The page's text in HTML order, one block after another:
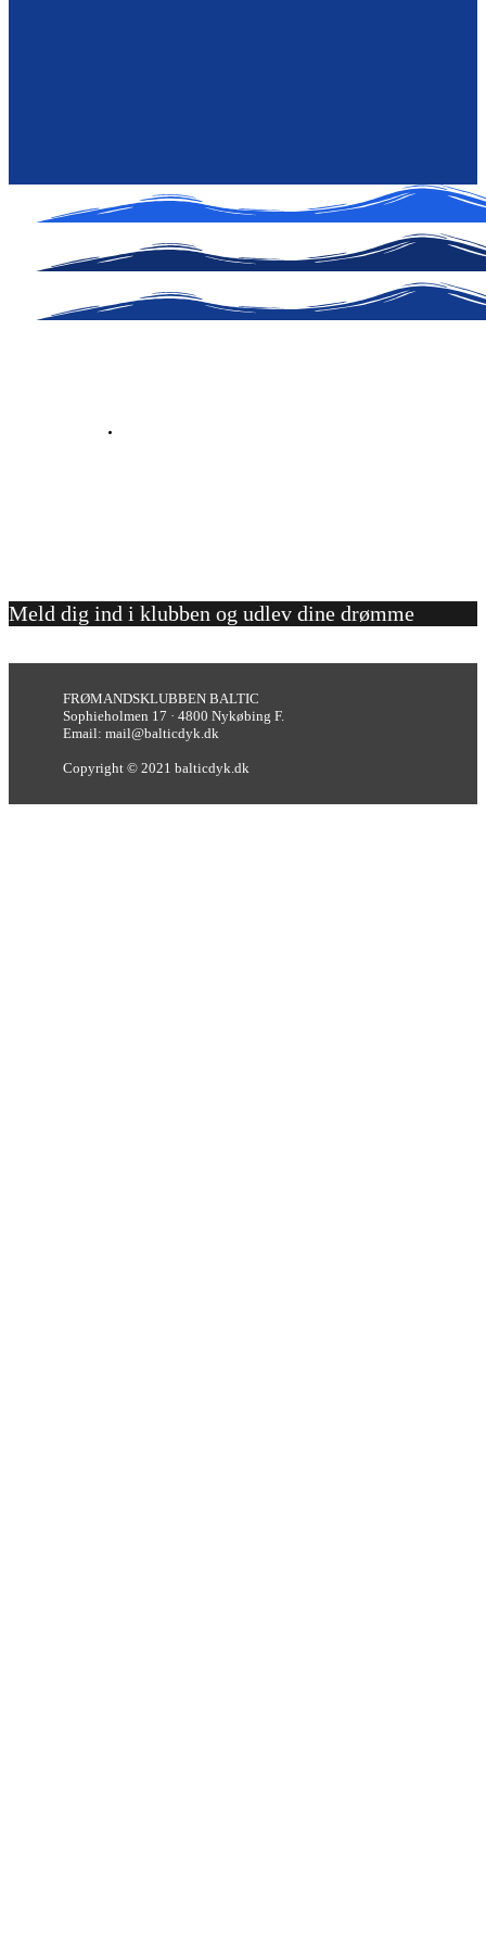
Meld dig ind i klubben og udlev dine drømme
FRØMANDSKLUBBEN BALTIC
Sophieholmen 17 · 4800 Nykøbing F.
Email: mail@balticdyk.dk
Copyright © 2021 balticdyk.dk